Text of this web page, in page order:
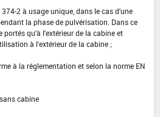
2 à usage unique, dans le cas d'une
la phase de pulvérisation. Dans ce
portés qu'à l'extérieur de la cabine et
à l'extérieur de la cabine ;
à la réglementation et selon la norme EN
cabine